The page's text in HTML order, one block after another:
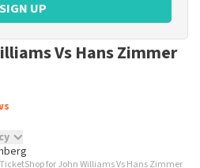
SIGN UP
Vs Hans Zimmer
for John Williams Vs Hans Zimmer